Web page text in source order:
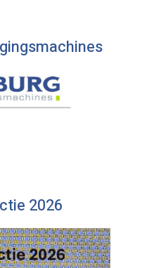
2026